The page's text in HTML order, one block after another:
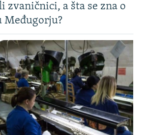
zvaničnici, a šta se zna o
Međugorju?